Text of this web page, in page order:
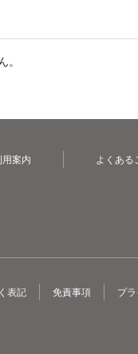
用案内 よくある
表記 免責事項 プ